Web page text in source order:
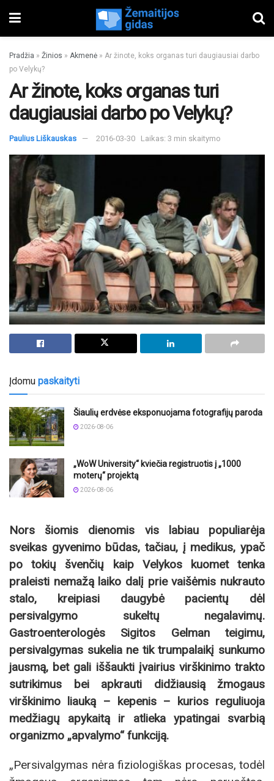
Pradžia » Žinios » Akmenė » Ar žinote, koks organas turi daugiausiai darbo
po Velykų?
Ar žinote, koks organas turi
daugiausiai darbo po Velykų?
Paulius Liškauskas 2016-03-30 Laikas: 3 min skaitymo
Įdomu paskaityti
Šiaulių erdvėse eksponuojama fotografijų paroda
2026-08-06
„WoW University“ kviečia registruotis į „1000
moterų“ projektą
2026-08-06
Nors šiomis dienomis vis labiau populiarėja
sveikas gyvenimo būdas, tačiau, į medikus, ypač
po tokių švenčių kaip Velykos kuomet tenka
praleisti nemažą laiko dalį prie vaišėmis nukrauto
stalo, kreipiasi daugybė pacientų dėl
persivalgymo sukeltų negalavimų.
Gastroenterologės Sigitos Gelman teigimu,
persivalgymas sukelia ne tik trumpalaikį sunkumo
jausmą, bet gali iššaukti įvairius virškinimo trakto
sutrikimus bei apkrauti didžiausią žmogaus
virškinimo liauką – kepenis – kurios reguliuoja
medžiagų apykaitą ir atlieka ypatingai svarbią
organizmo „apvalymo“ funkciją.
„Persivalgymas nėra fiziologiškas procesas, todėl